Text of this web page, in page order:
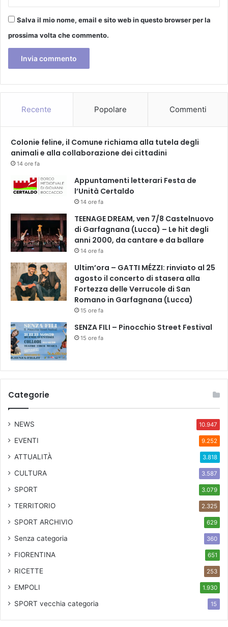
Salva il mio nome, email e sito web in questo browser per la
prossima volta che commento.
Recente Popolare Commenti
Colonie feline, il Comune richiama alla tutela degli
animali e alla collaborazione dei cittadini
14 ore fa
Appuntamenti letterari Festa de
l’Unità Certaldo
14 ore fa
TEENAGE DREAM, ven 7/8 Castelnuovo
di Garfagnana (Lucca) – Le hit degli
anni 2000, da cantare e da ballare
14 ore fa
Ultim’ora – GATTI MÉZZI: rinviato al 25
agosto il concerto di stasera alla
Fortezza delle Verrucole di San
Romano in Garfagnana (Lucca)
15 ore fa
SENZA FILI – Pinocchio Street Festival
15 ore fa
Categorie
NEWS 10.947
EVENTI 9.252
ATTUALITÀ 3.818
CULTURA 3.587
SPORT 3.079
TERRITORIO 2.325
SPORT ARCHIVIO 629
Senza categoria 360
FIORENTINA 651
RICETTE 253
EMPOLI 1.930
SPORT vecchia categoria 15